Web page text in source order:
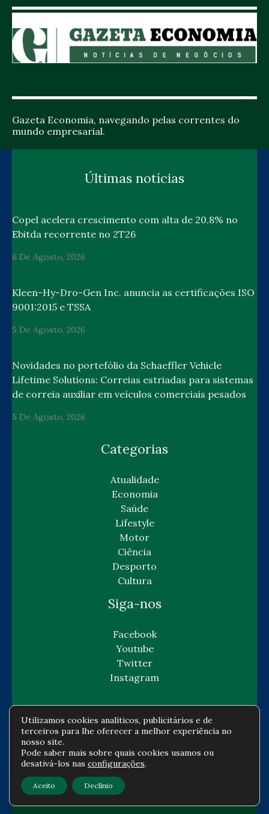
Gazeta Economia, navegando pelas correntes do
mundo empresarial.
Últimas notícias
Copel acelera crescimento com alta de 20,8% no
Ebitda recorrente no 2T26
6 De Agosto, 2026
Kleen-Hy-Dro-Gen Inc. anuncia as certificações ISO
9001:2015 e TSSA
5 De Agosto, 2026
Novidades no portefólio da Schaeffler Vehicle
Lifetime Solutions: Correias estriadas para sistemas
de correia auxiliar em veículos comerciais pesados
5 De Agosto, 2026
Categorias
Atualidade
Economia
Saúde
Lifestyle
Motor
Ciência
Desporto
Cultura
Siga-nos
Facebook
Youtube
Twitter
Instagram
Copyright © Todos os direitos reservados -
gazetaeconomia.com
Política de privacidade
Contato
Utilizamos cookies analíticos, publicitários e de
terceiros para lhe oferecer a melhor experiência no
nosso site.
Pode saber mais sobre quais cookies usamos ou
desativá-los nas configurações.
Aceito Declínio